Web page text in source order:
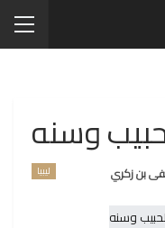
وسنه
ليبيا بن زكري